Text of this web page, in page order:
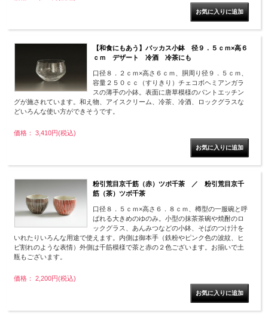
【和食にもあう】バッカス小鉢 径９．５ｃｍ×高６
ｃｍ デザート 冷酒 冷茶にも
口径８．２ｃｍ×高さ６ｃｍ、胴周り径９．５ｃｍ、
容量２５０ｃｃ（すりきり）チェコボヘミアンガラ
スの薄手の小鉢。表面に唐草模様のパントエッチン
グが施されています。和え物、アイスクリーム、冷茶、冷酒、ロックグラスな
どいろんな使い方ができそうです。
価格： 3,410円(税込)
粉引荒目京千筋（赤）ツボ千茶 ／ 粉引荒目京千
筋（茶）ツボ千茶
口径８．５ｃｍ×高さ６．８ｃｍ、樽型の一服碗と呼
ばれる大きめのゆのみ。小型の抹茶茶碗や焼酎のロ
ックグラス、あんみつなどの小鉢、そばのつけ汁を
いれたりいろんな用途で使えます。内側は御本手（鉄粉やピンク色の波紋、ヒ
ビ割れのような表情）外側は千筋模様で茶と赤の２色ございます。お揃いで土
瓶もございます。
価格： 2,200円(税込)